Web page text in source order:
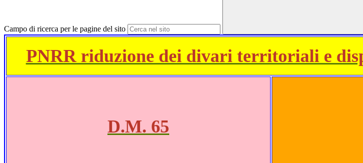
Campo di ricerca per le pagine del sito
PNRR riduzione dei divari territoriali e
D.M. 65